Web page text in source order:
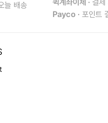
늘 배송
Payco · 포인트